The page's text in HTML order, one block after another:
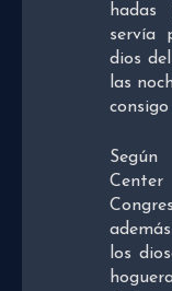
hadas
servía
dios
las
los